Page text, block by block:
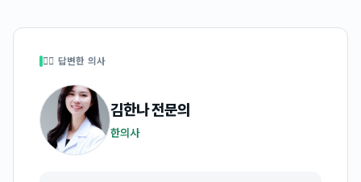
👩‍⚕️ 답변한 의사
김한나전문의
한의사